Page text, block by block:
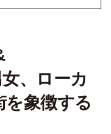
、ローカ
を象徴する